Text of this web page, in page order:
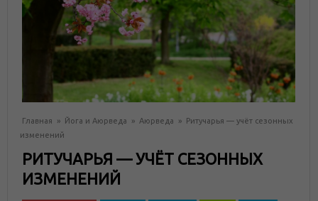
Главная » Йога и Аюрведа » Аюрведа » Ритучарья — учёт сезонных
изменений
РИТУЧАРЬЯ — УЧЁТ СЕЗОННЫХ
ИЗМЕНЕНИЙ